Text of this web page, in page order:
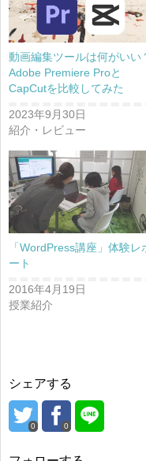
動画編集ツールは何がいい
Adobe Premiere Proと
CapCutを比較してみた
2023年9月30日
紹介・レビュー
「WordPress講座」体験レ
ート
2016年4月19日
授業紹介
シェアする
0 0